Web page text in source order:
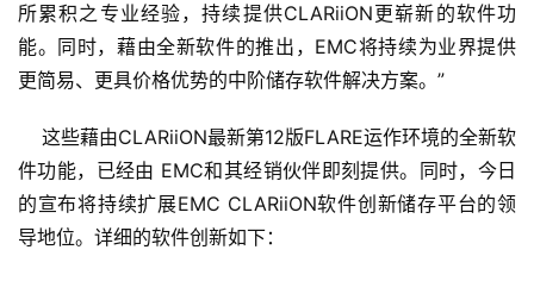
所累积之专业经验，持续提供CLARiiON更崭新的软件功
能。同时，藉由全新软件的推出，EMC将持续为业界提供
更简易、更具价格优势的中阶储存软件解决方案。”
这些藉由CLARiiON最新第12版FLARE运作环境的全新软
件功能，已经由 EMC和其经销伙伴即刻提供。同时，今日
的宣布将持续扩展EMC CLARiiON软件创新储存平台的领
导地位。详细的软件创新如下：